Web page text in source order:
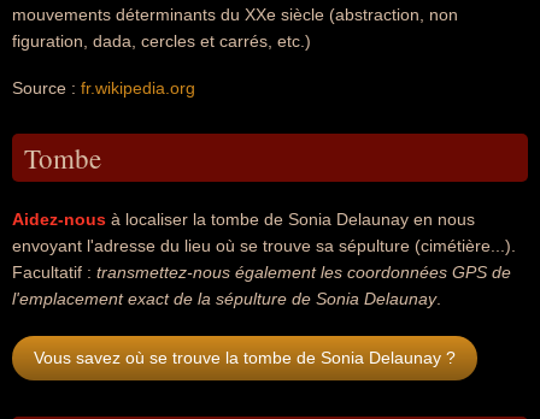
mouvements déterminants du XXe siècle (abstraction, non
figuration, dada, cercles et carrés, etc.)
Source : fr.wikipedia.org
Tombe
Aidez-nous à localiser la tombe de Sonia Delaunay en nous
envoyant l'adresse du lieu où se trouve sa sépulture (cimétière...).
Facultatif : transmettez-nous également les coordonnées GPS de
l'emplacement exact de la sépulture de Sonia Delaunay.
Vous savez où se trouve la tombe de Sonia Delaunay ?